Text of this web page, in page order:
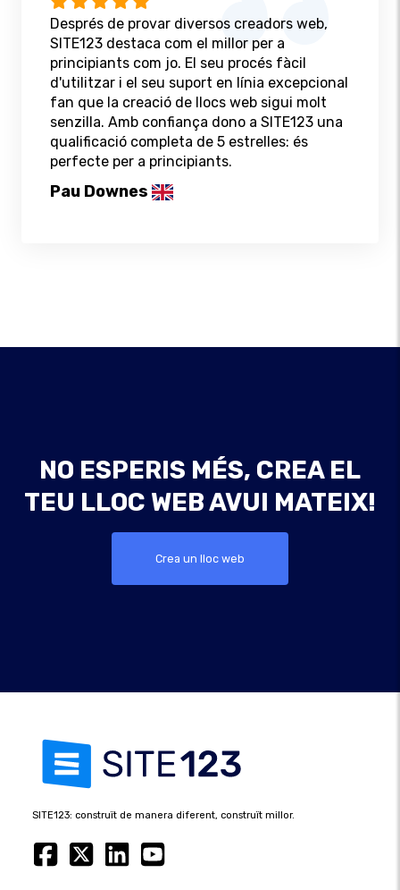
Després de provar diversos creadors web,
SITE123 destaca com el millor per a
principiants com jo. El seu procés fàcil
d'utilitzar i el seu suport en línia excepcional
fan que la creació de llocs web sigui molt
senzilla. Amb confiança dono a SITE123 una
qualificació completa de 5 estrelles: és
perfecte per a principiants.
Pau Downes
NO ESPERIS MÉS, CREA EL
TEU LLOC WEB AVUI MATEIX!
Crea un lloc web
SITE123: construït de manera diferent, construït millor.